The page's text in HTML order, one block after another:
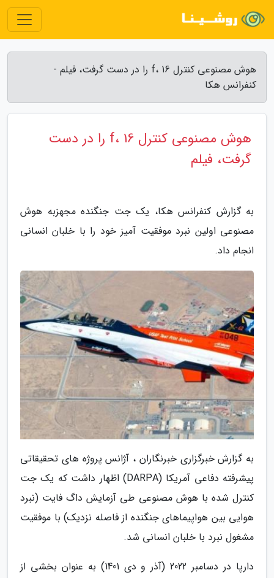
هوش مصنوعی کنترل f، 16 را در دست گرفت، فیلم -
کنفرانس هکا
هوش مصنوعی کنترل f، 16 را در دست
گرفت، فیلم
به گزارش کنفرانس هکا، یک جت جنگنده مجهزبه هوش
مصنوعی اولین نبرد موفقیت آمیز خود را با خلبان انسانی
انجام داد.
به گزارش خبرگزاری خبرنگاران ، آژانس پروژه های تحقیقاتی
پیشرفته دفاعی آمریکا (DARPA) اظهار داشت که یک جت
کنترل شده با هوش مصنوعی طی آزمایش داگ فایت (نبرد
هوایی بین هواپیماهای جنگنده از فاصله نزدیک) با موفقیت
مشغول نبرد با خلبان انسانی شد.
دارپا در دسامبر 2022 (آذر و دی 1401) به عنوان بخشی از